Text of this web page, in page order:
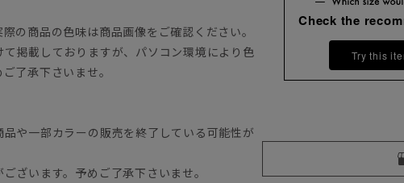
の商品の色味は商品画像をご確認ください。
掲載しておりますが、パソコン環境により色
了承下さいませ。
や一部カラーの販売を終了している可能性が
ざいます。予めご了承下さいませ。
Check the
Try this